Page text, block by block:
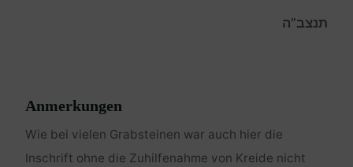
תנצב”ה
Anmerkungen
Wie bei vielen Grabsteinen war auch hier die
Inschrift ohne die Zuhilfenahme von Kreide nicht